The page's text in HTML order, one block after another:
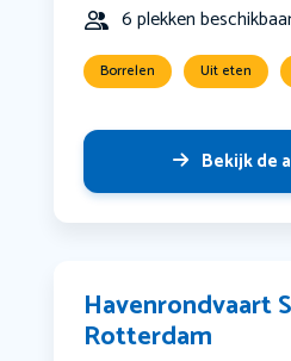
6 plekken
Borrelen Uit eten
Bekijk de
Havenrondvaart
Rotterdam